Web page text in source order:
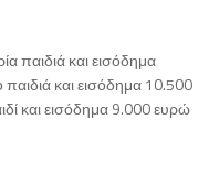
παιδιά και εισόδημα
και εισόδημα 10.500
και εισόδημα 9.000 ευρώ